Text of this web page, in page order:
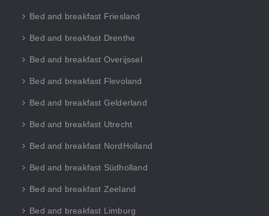
Bed and breakfast Friesland
Bed and breakfast Drenthe
Bed and breakfast Overijssel
Bed and breakfast Flevoland
Bed and breakfast Gelderland
Bed and breakfast Utrecht
Bed and breakfast NordHolland
Bed and breakfast Südholland
Bed and breakfast Zeeland
Bed and breakfast Limburg